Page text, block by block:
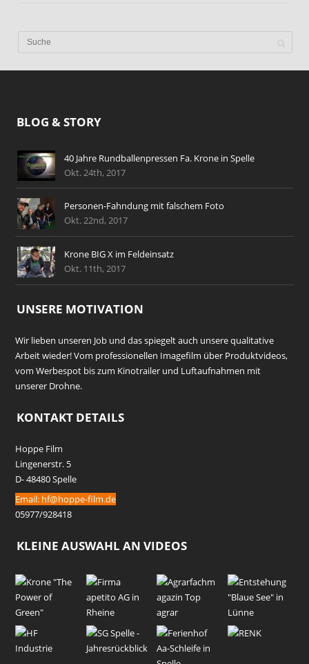
BLOG & STORY
40 Jahre Rundballenpressen Fa. Krone in Spelle
Okt. 24th, 2017
Personen-Fahndung mit falschem Foto
Okt. 22nd, 2017
Krone BIG X im Feldeinsatz
Okt. 11th, 2017
UNSERE MOTIVATION
Wir lieben unseren Job und das spiegelt auch unsere qualitative
Arbeit wieder! Vom professionellen Imagefilm über Produktvideos,
vom Werbespot bis zum Kinotrailer und Luftaufnahmen mit
unserer Drohne.
KONTAKT DETAILS
Hoppe Film
Lingenerstr. 5
D- 48480 Spelle
Email: hf@hoppe-film.de
05977/928418
KLEINE AUSWAHL AN VIDEOS